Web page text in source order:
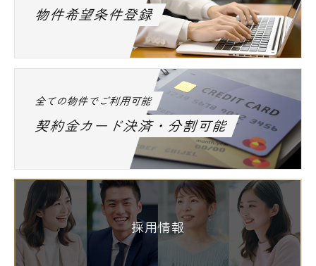
物件希望条件登録
全ての物件でご利用可能
契約金カード決済・分割可能
採用情報